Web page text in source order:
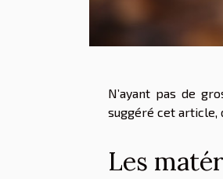
N’ayant pas de
suggéré cet article,
Les